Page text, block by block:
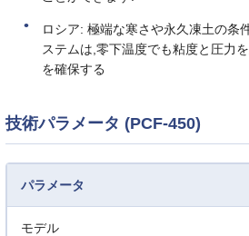
ロシア: 極端な寒さや永久凍土の条
ステムは,零下温度でも粘度と圧力
を確保する
技術パラメータ (PCF-450)
パラメータ
モデル